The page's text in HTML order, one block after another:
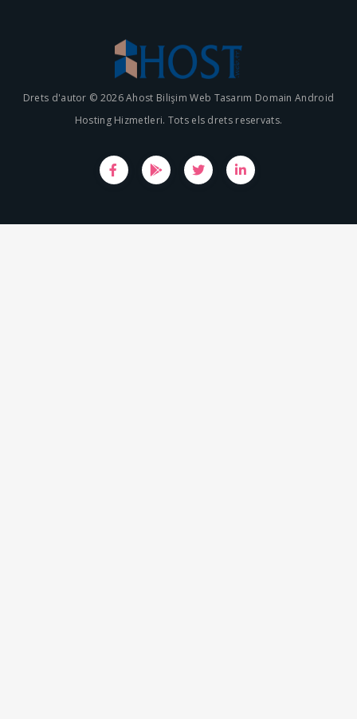
Drets d'autor © 2026 Ahost Bilişim Web Tasarım Domain Android
Hosting Hizmetleri. Tots els drets reservats.